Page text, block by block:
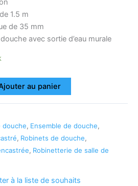
1.5 m
de 35 mm
avec sortie d’eau murale
au panier
douche, Ensemble de douche,
, Robinets de douche,
, Robinetterie de salle de
à la liste de souhaits